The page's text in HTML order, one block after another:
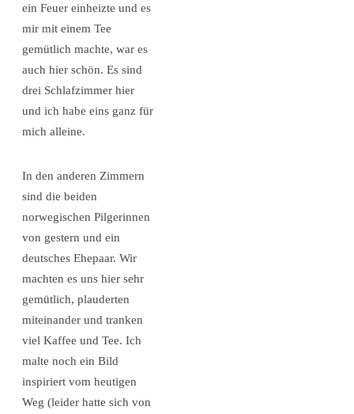
ein Feuer einheizte und es
mir mit einem Tee
gemütlich machte, war es
auch hier schön. Es sind
drei Schlafzimmer hier
und ich habe eins ganz für
mich alleine.
In den anderen Zimmern
sind die beiden
norwegischen Pilgerinnen
von gestern und ein
deutsches Ehepaar. Wir
machten es uns hier sehr
gemütlich, plauderten
miteinander und tranken
viel Kaffee und Tee. Ich
malte noch ein Bild
inspiriert vom heutigen
Weg (leider hatte sich von